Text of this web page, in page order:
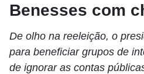
Benesses com
De olho na reeleição, o
para beneficiar grupos de
de ignorar as contas